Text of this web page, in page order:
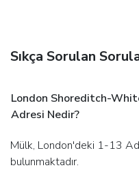
Sıkça Sorulan
London Shoreditch-
Adresi Nedir?
Mülk, London'deki 1-13 Adler Street adresinde
bulunmaktadır.